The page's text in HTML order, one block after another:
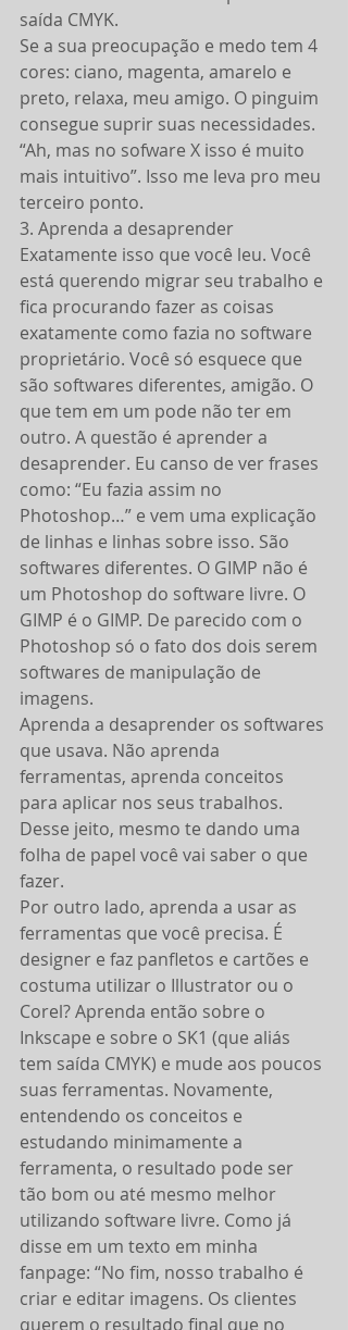
saída CMYK.
Se a sua preocupação e medo tem 4
cores: ciano, magenta, amarelo e
preto, relaxa, meu amigo. O pinguim
consegue suprir suas necessidades.
“Ah, mas no sofware X isso é muito
mais intuitivo”. Isso me leva pro meu
terceiro ponto.
3. Aprenda a desaprender
Exatamente isso que você leu. Você
está querendo migrar seu trabalho e
fica procurando fazer as coisas
exatamente como fazia no software
proprietário. Você só esquece que
são softwares diferentes, amigão. O
que tem em um pode não ter em
outro. A questão é aprender a
desaprender. Eu canso de ver frases
como: “Eu fazia assim no
Photoshop…” e vem uma explicação
de linhas e linhas sobre isso. São
softwares diferentes. O GIMP não é
um Photoshop do software livre. O
GIMP é o GIMP. De parecido com o
Photoshop só o fato dos dois serem
softwares de manipulação de
imagens.
Aprenda a desaprender os softwares
que usava. Não aprenda
ferramentas, aprenda conceitos
para aplicar nos seus trabalhos.
Desse jeito, mesmo te dando uma
folha de papel você vai saber o que
fazer.
Por outro lado, aprenda a usar as
ferramentas que você precisa. É
designer e faz panfletos e cartões e
costuma utilizar o Illustrator ou o
Corel? Aprenda então sobre o
Inkscape e sobre o SK1 (que aliás
tem saída CMYK) e mude aos poucos
suas ferramentas. Novamente,
entendendo os conceitos e
estudando minimamente a
ferramenta, o resultado pode ser
tão bom ou até mesmo melhor
utilizando software livre. Como já
disse em um texto em minha
fanpage: “No fim, nosso trabalho é
criar e editar imagens. Os clientes
querem o resultado final que no